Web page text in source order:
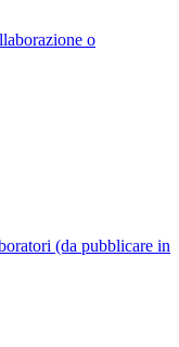
o
(da pubblicare in